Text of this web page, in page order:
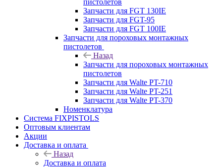
пистолетов
Запчасти для FGT 130IE
Запчасти для FGT-95
Запчасти для FGT 100IE
Запчасти для пороховых монтажных
пистолетов
Назад
Запчасти для пороховых монтажных
пистолетов
Запчасти для Walte PT-710
Запчасти для Walte PT-251
Запчасти для Walte PT-370
Номенклатура
Система FIXPISTOLS
Оптовым клиентам
Акции
Доставка и оплата
Назад
Доставка и оплата